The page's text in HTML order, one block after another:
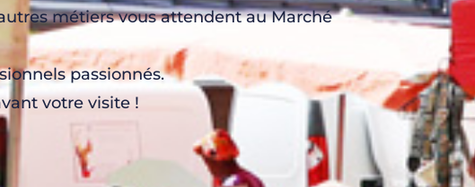
métiers vous attendent au Marché
passionnés.
votre visite !